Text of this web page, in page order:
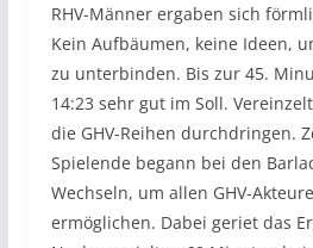
RHV-Männer ergaben sich
Kein Aufbäumen, keine Ideen,
zu unterbinden. Bis zur 45.
14:23 sehr gut im Soll.
die GHV-Reihen durchdringen.
Spielende begann bei den
Wechseln, um allen GHV-
ermöglichen. Dabei geriet das